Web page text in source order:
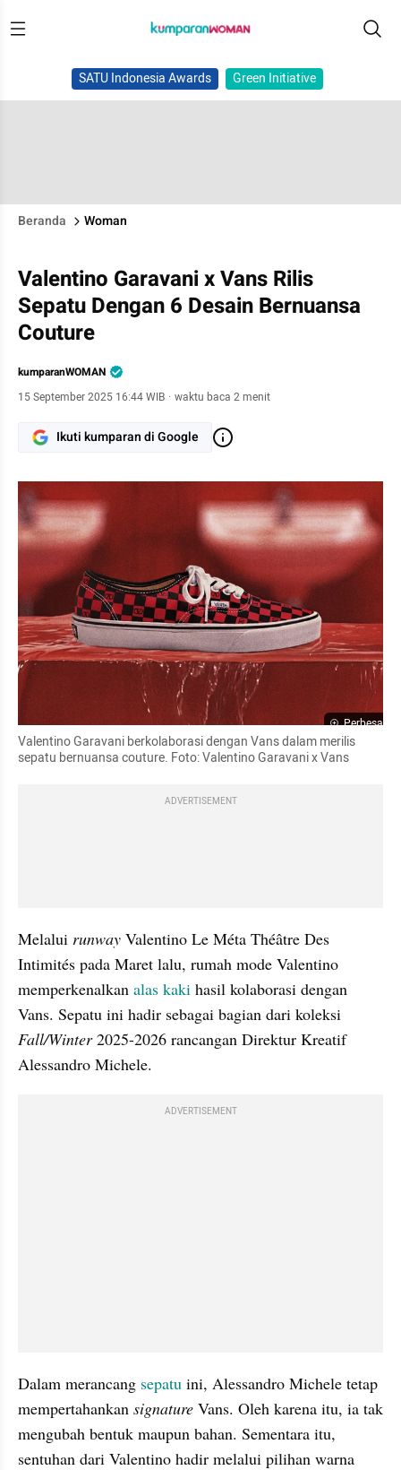
SATU Indonesia Awards Green Initiative
Beranda Woman
Valentino Garavani x Vans Rilis
Sepatu Dengan 6 Desain Bernuansa
Couture
kumparanWOMAN
15 September 2025 16:44 WIB · waktu baca 2 menit
Ikuti kumparan di Google
Perbesar
Valentino Garavani berkolaborasi dengan Vans dalam merilis
sepatu bernuansa couture. Foto: Valentino Garavani x Vans
ADVERTISEMENT
Melalui runway Valentino Le Méta Théâtre Des
Intimités pada Maret lalu, rumah mode Valentino
memperkenalkan alas kaki hasil kolaborasi dengan
Fall/Winter 2025-2026 rancangan Direktur Kreatif
Alessandro Michele.
ADVERTISEMENT
Dalam merancang sepatu ini, Alessandro Michele tetap
mempertahankan signature Vans. Oleh karena itu, ia tak
mengubah bentuk maupun bahan. Sementara itu,
sentuhan dari Valentino hadir melalui pilihan warna